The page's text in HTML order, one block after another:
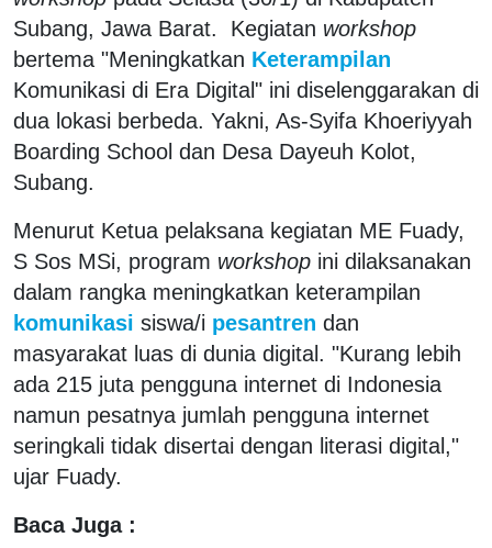
Subang, Jawa Barat. Kegiatan workshop
bertema "Meningkatkan Keterampilan
Komunikasi di Era Digital" ini diselenggarakan di
dua lokasi berbeda. Yakni, As-Syifa Khoeriyyah
Boarding School dan Desa Dayeuh Kolot,
Subang.
Menurut Ketua pelaksana kegiatan ME Fuady,
S Sos MSi, program workshop ini dilaksanakan
dalam rangka meningkatkan keterampilan
komunikasi siswa/i pesantren dan
masyarakat luas di dunia digital. "Kurang lebih
ada 215 juta pengguna internet di Indonesia
namun pesatnya jumlah pengguna internet
seringkali tidak disertai dengan literasi digital,"
ujar Fuady.
Baca Juga :